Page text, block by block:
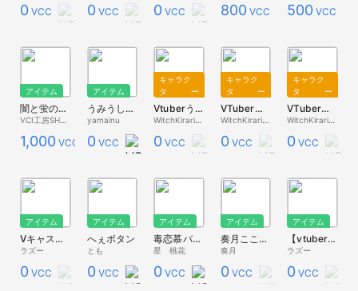
0 VCC 0 VCC 0 VCC 800 VCC 500 VCC
アイテム
闇と蛍のランタン(通常版_ver蛍)
1,000 VCC
アイテム
うみうしうしくんオムライス
yamainu
0 VCC
キャラク
ター
Vtuberうぃっちきらりどーるアバター2024
0 VCC
キャラク
ター
VTuberうぃっちきらりどーるアバター(帽子付き)
WitchKirariDoll
0 VCC
キャラク
ター
VTuberうぃっちきらりどーるメイドアバター
0 VCC
アイテム
Vキャス活動5周年企画『Vキャスターに聞く100の質問答えるまで終われません‼』告知ポスター
ラズー
0 VCC
アイテム
へぇボタン
とも
0 VCC
アイテム
毒恋慕バーチャルCD
星 桃花
0 VCC
アイテム
奏月ここ活動宣伝用ポスター２
奏月
0 VCC
アイテム
【vtuber】ラズー宣伝ポスター
ラズー
0 VCC